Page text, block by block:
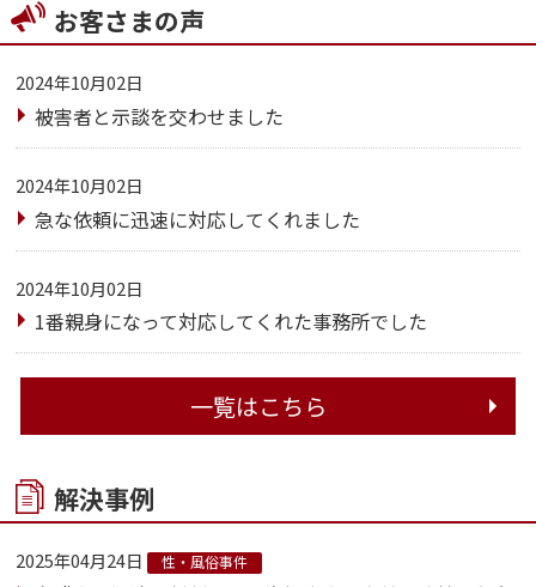
お客さまの声
2024年10月02日
被害者と示談を交わせました
2024年10月02日
急な依頼に迅速に対応してくれました
2024年10月02日
1番親身になって対応してくれた事務所でした
一覧はこちら
解決事例
2025年04月24日 性・風俗事件